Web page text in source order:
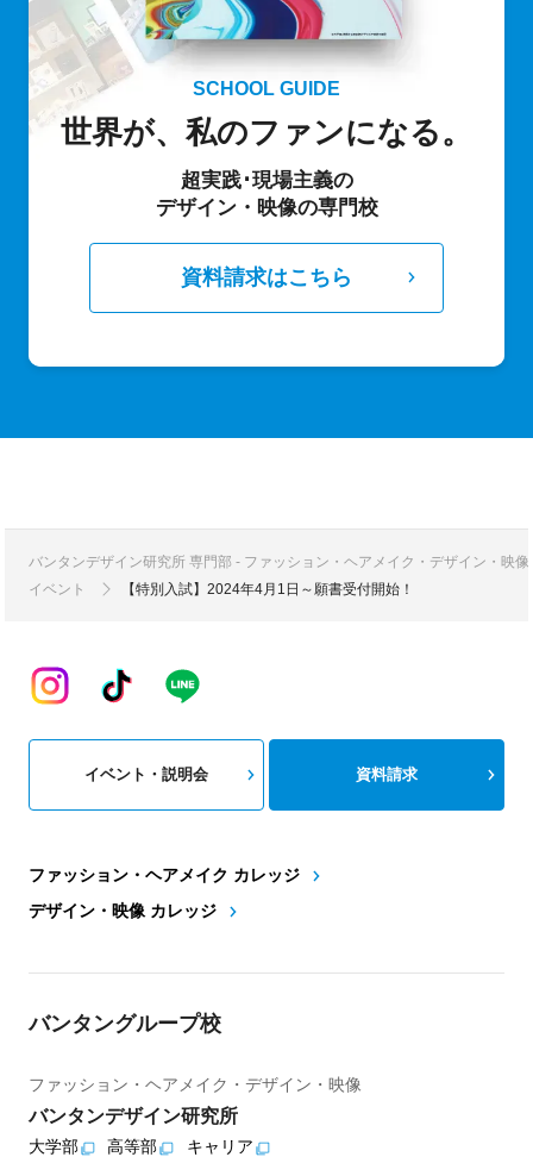
SCHOOL GUIDE
世界が、私のファンになる。
超実践･現場主義の
デザイン・映像の専門校
資料請求はこちら
バンタンデザイン研究所 専門部 - ファッション・ヘアメイク・デザイン・映
イベント
【特別入試】2024年4月1日～願書受付開始！
ファッション・ヘアメイク カレッジ
デザイン・映像 カレッジ
イベント・説明会 資料請求
バンタングループ校
ファッション・ヘアメイク・デザイン・映像
バンタンデザイン研究所
大学部 高等部 キャリア